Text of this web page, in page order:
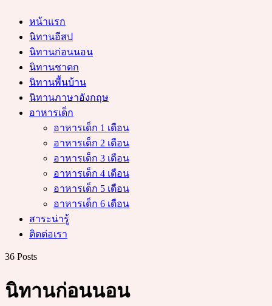
หน้าแรก
นิทานอีสป
นิทานก่อนนอน
นิทานชาดก
นิทานพื้นบ้าน
นิทานภาษาอังกฤษ
อาหารเด็ก
อาหารเด็ก 1 เดือน
อาหารเด็ก 2 เดือน
อาหารเด็ก 3 เดือน
อาหารเด็ก 4 เดือน
อาหารเด็ก 5 เดือน
อาหารเด็ก 6 เดือน
สาระน่ารู้
ติดต่อเรา
36 Posts
นิทานก่อนนอน